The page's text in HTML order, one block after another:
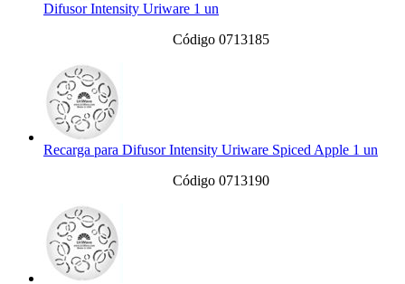
Difusor Intensity Uriware 1 un
Código 0713185
Recarga para Difusor Intensity Uriware Spiced Apple 1 un
Código 0713190